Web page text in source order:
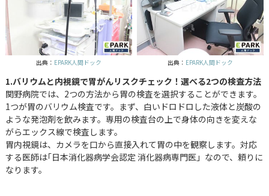
出典： EPARK人間ドック 出典： EPARK人間ドック
1.バリウムと内視鏡で胃がんリスクチェック！選べる2つの検査方法
関野病院では、2つの方法から胃の検査を選択することができます。
1つが胃のバリウム検査です。まず、白いドロドロした液体と炭酸の
ような発泡剤を飲みます。専用の検査台の上で身体の向きを変えな
がらエックス線で検査します。
胃内視鏡は、カメラを口から直接入れて胃の中を観察します。対応
する医師は｢日本消化器病学会認定 消化器病専門医」なので、頼りに
なります。